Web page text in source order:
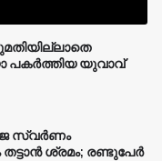
പകർത്തിയ യുവാവ്
സ്വർണം
ശ്രമം; രണ്ടുപേർ